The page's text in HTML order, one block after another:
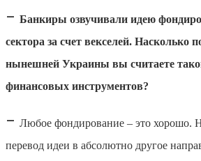
– Банкиры озвучивали идею
сектора за счет векселей. Насколько
нынешней Украины вы считаете
финансовых инструментов?
– Любое фондирование – это хорошо.
перевод идеи в абсолютно другое